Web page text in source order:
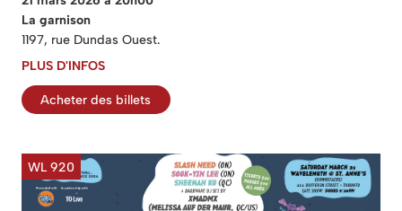
La garnison
1197, rue Dundas Ouest.
PLUS D'INFOS
Acheter des billets
WL 920